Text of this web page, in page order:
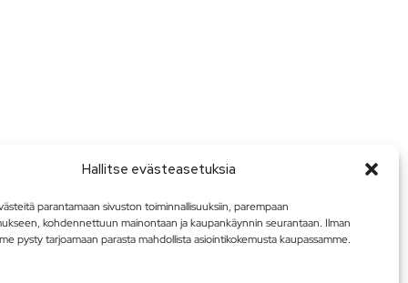
Hallitse evästeasetuksia
parantamaan sivuston toiminnallisuuksiin, parempaan
kohdennettuun mainontaan ja kaupankäynnin seurantaan. Ilman
pysty tarjoamaan parasta mahdollista asiointikokemusta kaupassamme.